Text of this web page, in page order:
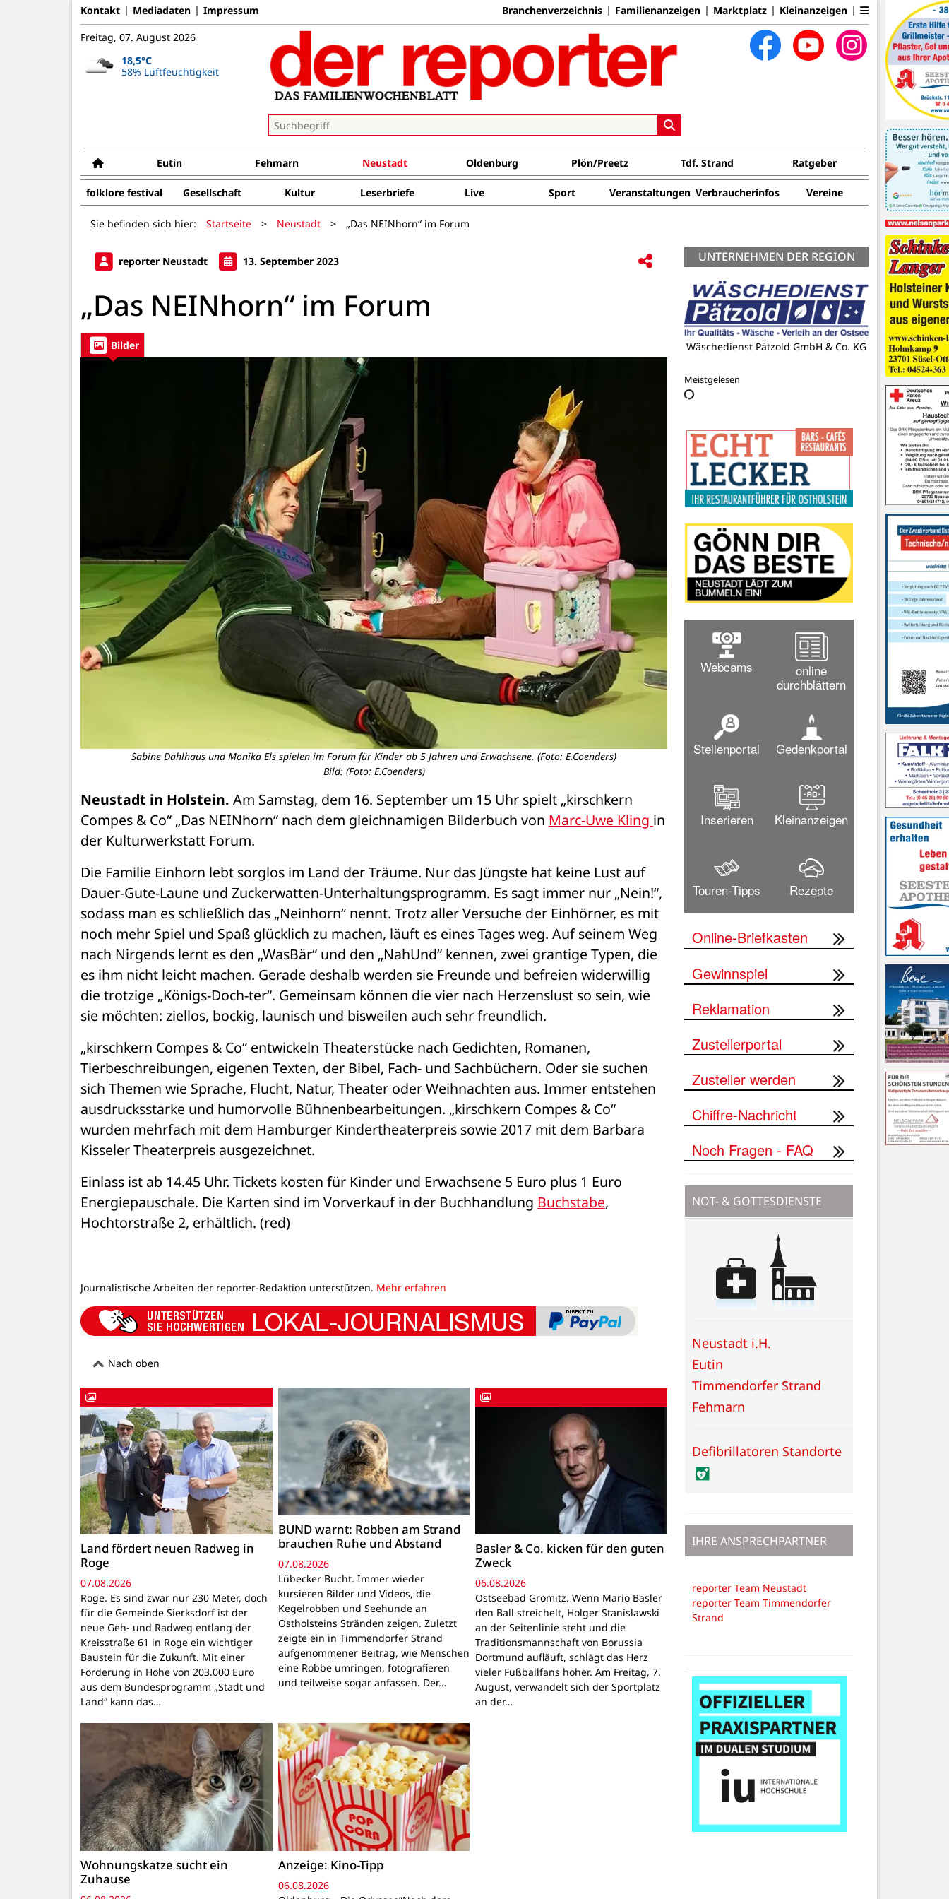
Kontakt Mediadaten Impressum Branchenverzeichnis Familienanzeigen Marktplatz Kleinanzeigen
Freitag, 07. August 2026
18,5°C
58% Luftfeuchtigkeit
Eutin Fehmarn Neustadt Oldenburg Plön/Preetz Tdf. Strand Ratgeber
folklore festival Gesellschaft Kultur Leserbriefe Live Sport Veranstaltungen Verbraucherinfos Vereine
Sie befinden sich hier: Startseite > Neustadt > „Das NEINhorn“ im Forum
reporter Neustadt 13. September 2023
„Das NEINhorn“ im Forum
Bilder
Sabine Dahlhaus und Monika Els spielen im Forum für Kinder ab 5 Jahren und Erwachsene. (Foto: E.Coenders)
Bild: (Foto: E.Coenders)
Neustadt in Holstein. Am Samstag, dem 16. September um 15 Uhr spielt „kirschkern
Compes & Co“ „Das NEINhorn“ nach dem gleichnamigen Bilderbuch von Marc-Uwe Kling in
der Kulturwerkstatt Forum.
Die Familie Einhorn lebt sorglos im Land der Träume. Nur das Jüngste hat keine Lust auf
Dauer-Gute-Laune und Zuckerwatten-Unterhaltungsprogramm. Es sagt immer nur „Nein!“,
sodass man es schließlich das „Neinhorn“ nennt. Trotz aller Versuche der Einhörner, es mit
noch mehr Spiel und Spaß glücklich zu machen, läuft es eines Tages weg. Auf seinem Weg
nach Nirgends lernt es den „WasBär“ und den „NahUnd“ kennen, zwei grantige Typen, die
es ihm nicht leicht machen. Gerade deshalb werden sie Freunde und befreien widerwillig
die trotzige „Königs-Doch-ter“. Gemeinsam können die vier nach Herzenslust so sein, wie
sie möchten: ziellos, bockig, launisch und bisweilen auch sehr freundlich.
„kirschkern Compes & Co“ entwickeln Theaterstücke nach Gedichten, Romanen,
Tierbeschreibungen, eigenen Texten, der Bibel, Fach- und Sachbüchern. Oder sie suchen
sich Themen wie Sprache, Flucht, Natur, Theater oder Weihnachten aus. Immer entstehen
ausdrucksstarke und humorvolle Bühnenbearbeitungen. „kirschkern Compes & Co“
wurden mehrfach mit dem Hamburger Kindertheaterpreis sowie 2017 mit dem Barbara
Kisseler Theaterpreis ausgezeichnet.
Einlass ist ab 14.45 Uhr. Tickets kosten für Kinder und Erwachsene 5 Euro plus 1 Euro
Energiepauschale. Die Karten sind im Vorverkauf in der Buchhandlung Buchstabe,
Hochtorstraße 2, erhältlich. (red)
Journalistische Arbeiten der reporter-Redaktion unterstützen. Mehr erfahren
Nach oben
Land fördert neuen Radweg in
Roge
07.08.2026
Roge. Es sind zwar nur 230 Meter, doch
für die Gemeinde Sierksdorf ist der
neue Geh- und Radweg entlang der
Kreisstraße 61 in Roge ein wichtiger
Baustein für die Zukunft. Mit einer
Förderung in Höhe von 203.000 Euro
aus dem Bundesprogramm „Stadt und
Land“ kann das…
BUND warnt: Robben am Strand
brauchen Ruhe und Abstand
07.08.2026
Lübecker Bucht. Immer wieder
kursieren Bilder und Videos, die
Kegelrobben und Seehunde an
Ostholsteins Stränden zeigen. Zuletzt
zeigte ein in Timmendorfer Strand
aufgenommener Beitrag, wie Menschen
eine Robbe umringen, fotografieren
und teilweise sogar anfassen. Der…
Basler & Co. kicken für den guten
Zweck
06.08.2026
Ostseebad Grömitz. Wenn Mario Basler
den Ball streichelt, Holger Stanislawski
an der Seitenlinie steht und die
Traditionsmannschaft von Borussia
Dortmund aufläuft, schlägt das Herz
vieler Fußballfans höher. Am Freitag, 7.
August, verwandelt sich der Sportplatz
an der…
Wohnungskatze sucht ein
Zuhause
Anzeige: Kino-Tipp
06.08.2026
UNTERNEHMEN DER REGION
Fit & Vital
Meistgelesen
Webcams
online
durchblättern
Stellenportal Gedenkportal
Inserieren Kleinanzeigen
Touren-Tipps Rezepte
Online-Briefkasten
Gewinnspiel
Reklamation
Zustellerportal
Zusteller werden
Chiffre-Nachricht
Noch Fragen - FAQ
NOT- & GOTTESDIENSTE
Neustadt i.H.
Eutin
Timmendorfer Strand
Fehmarn
Defibrillatoren Standorte
IHRE ANSPRECHPARTNER
reporter Team Neustadt
reporter Team Timmendorfer
Strand